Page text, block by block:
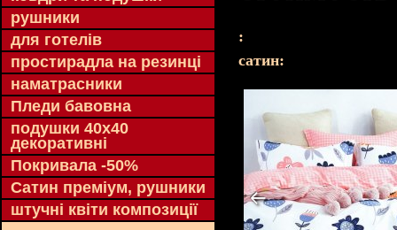
рушники
для готелів
простирадла на резинці
наматрасники
Пледи бавовна
подушки 40х40
декоративні
Покривала -50%
Сатин преміум, рушники
штучні квіти композиції
:
cатин: